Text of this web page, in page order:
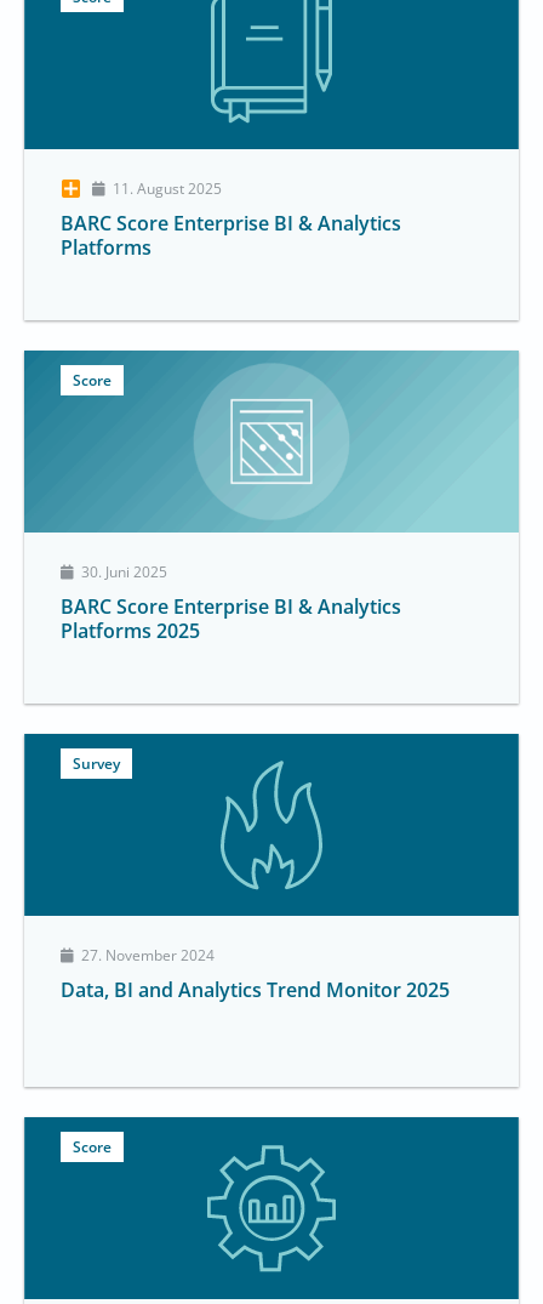
11. August 2025
BARC Score Enterprise BI & Analytics
Platforms
Score
30. Juni 2025
BARC Score Enterprise BI & Analytics
Platforms 2025
Survey
27. November 2024
Data, BI and Analytics Trend Monitor 2025
Score